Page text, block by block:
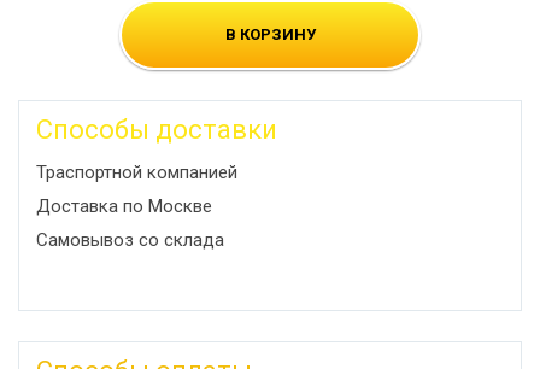
В КОРЗИНУ
Способы доставки
Траспортной компанией
Доставка по Москве
Самовывоз со склада